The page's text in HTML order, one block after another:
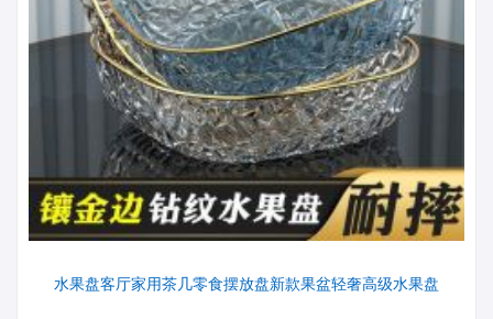
水果盘客厅家用茶几零食摆放盘新款果盆轻奢高级水果盘